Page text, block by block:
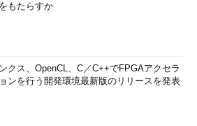
もたらすか
クス、OpenCL、C／C++でFPGAアクセラ
ンを行う開発環境最新版のリリースを発表